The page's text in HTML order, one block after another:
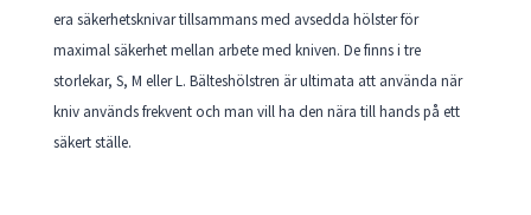
era säkerhetsknivar tillsammans med avsedda hölster för
maximal säkerhet mellan arbete med kniven. De finns i tre
storlekar, S, M eller L. Bälteshölstren är ultimata att använda när
kniv används frekvent och man vill ha den nära till hands på ett
säkert ställe.